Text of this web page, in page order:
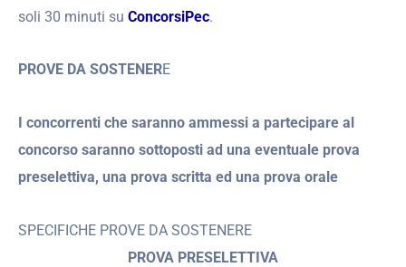
soli 30 minuti su ConcorsiPec.
PROVE DA SOSTENERE
I concorrenti che saranno ammessi a partecipare al
concorso saranno sottoposti ad una eventuale prova
preselettiva, una prova scritta ed una prova orale
SPECIFICHE PROVE DA SOSTENERE
PROVA PRESELETTIVA